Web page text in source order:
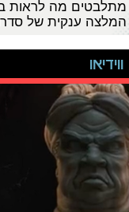
מתלבטים מה לראות
המלצה ענקית של
ווידיאו